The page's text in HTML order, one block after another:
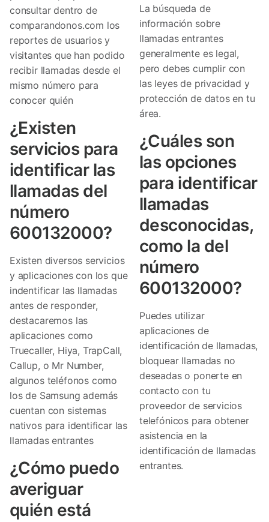
consultar dentro de
comparandonos.com los
reportes de usuarios y
visitantes que han podido
recibir llamadas desde el
mismo número para
conocer quién
¿Existen
servicios para
identificar las
llamadas del
número
600132000?
Existen diversos servicios
y aplicaciones con los que
indentificar las llamadas
antes de responder,
destacaremos las
aplicaciones como
Truecaller, Hiya, TrapCall,
Callup, o Mr Number,
algunos teléfonos como
los de Samsung además
cuentan con sistemas
nativos para identificar las
llamadas entrantes
¿Cómo puedo
averiguar
quién está
La búsqueda de
información sobre
llamadas entrantes
generalmente es legal,
pero debes cumplir con
las leyes de privacidad y
protección de datos en tu
área.
¿Cuáles son
las opciones
para identificar
llamadas
desconocidas,
como la del
número
600132000?
Puedes utilizar
aplicaciones de
identificación de llamadas,
bloquear llamadas no
deseadas o ponerte en
contacto con tu
proveedor de servicios
telefónicos para obtener
asistencia en la
identificación de llamadas
entrantes.